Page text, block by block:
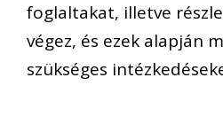
foglaltakat, illetve
végez, és ezek alapján
szükséges